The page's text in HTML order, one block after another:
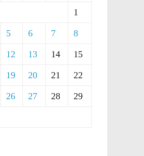
1
5 6 7 8
12 13 14 15
19 20 21 22
26 27 28 29